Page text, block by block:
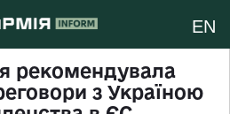
EN
рекомендувала
з Україною